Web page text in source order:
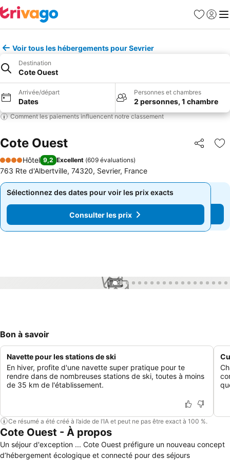
Favoris
Se
Voir tous les hébergements pour Sevrier
Destination
Cote Ouest
Arrivée/départ
Dates
Personnes et chambres
2 personnes, 1 chambre
Comment les paiements influencent notre classement
Cote Ouest Partager
4 Étoiles
Hôtel 9,2 Excellent (609 évaluations)
763 Rte d'Albertville, 74320, Sevrier, France
Sélectionnez des dates pour voir les prix exacts
Consulter les prix
Sélectionnez des dates pour voir les prix exacts
Consulter les prix
1 / 29
Bon à savoir
Navette pour les stations de ski
En hiver, profite d'une navette super pratique pour te
rendre dans de nombreuses stations de ski, toutes à moins
de 35 km de l'établissement.
Ce résumé a été créé à l’aide de l’IA et peut ne pas être exact à 100 %.
Cote Ouest - À propos
Un séjour d'exception ... Cote Ouest préfigure un nouveau concept
d’hébergement écologique et connecté pour des séjours